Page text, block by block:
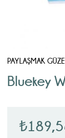
PAYLAŞMAK
Bluekey